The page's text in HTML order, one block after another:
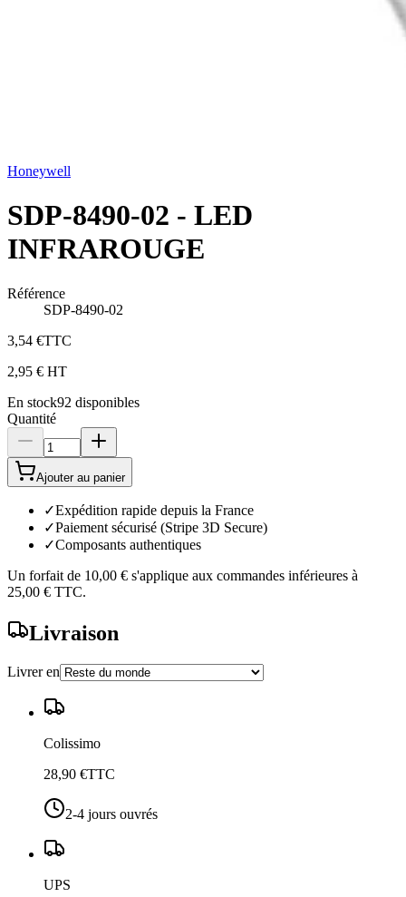
Honeywell
SDP-8490-02 - LED
INFRAROUGE
Référence
SDP-8490-02
3,54 €TTC
2,95 € HT
En stock92 disponibles
Quantité
Ajouter au panier
✓Expédition rapide depuis la France
✓Paiement sécurisé (Stripe 3D Secure)
✓Composants authentiques
Un forfait de 10,00 € s'applique aux commandes inférieures à
25,00 € TTC.
Livraison
Livrer en
Colissimo
28,90 €TTC
2-4 jours ouvrés
UPS